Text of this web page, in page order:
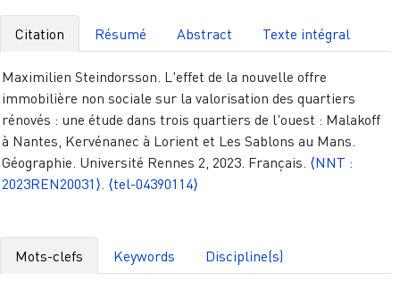
Citation Résumé Abstract Texte intégral
Maximilien Steindorsson. L'effet de la nouvelle offre
immobilière non sociale sur la valorisation des quartiers
rénovés : une étude dans trois quartiers de l'ouest : Malakoff
à Nantes, Kervénanec à Lorient et Les Sablons au Mans.
Géographie. Université Rennes 2, 2023. Français. ⟨NNT :
2023REN20031⟩ ⟨tel-04390114⟩
Mots-clefs Keywords Discipline(s)